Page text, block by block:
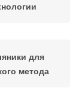
для
метода